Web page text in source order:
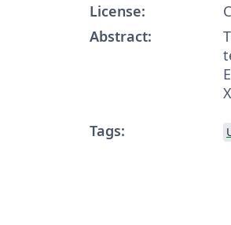
License:
Abstract:
Tags: